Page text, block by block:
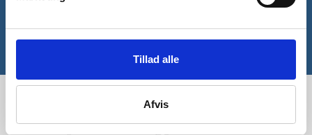
Tillad alle
Afvis
*Gælder ikke allerede nedsatte varer